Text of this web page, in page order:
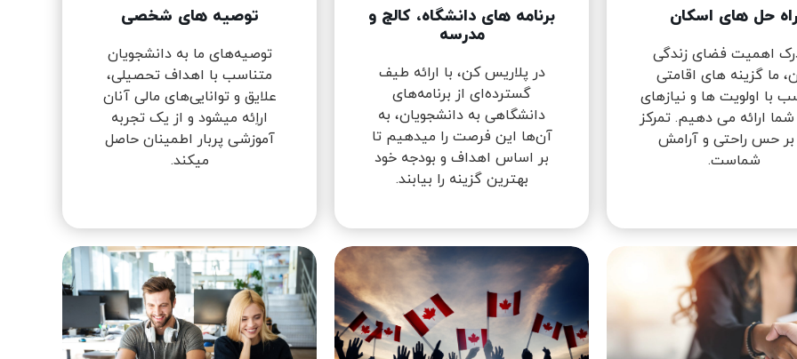
راه حل های اسکان
اهمیت فضای زندگی
ما گزینه های اقامتی
با اولویت ها و نیازهای
ارائه می دهیم. تمرکز
بر حس راحتی و آرامش
شماست.
برنامه های دانشگاه، کالج و
مدرسه
در پلاریس کن، با ارائه طیف
گسترده‌ای از برنامه‌های
دانشگاهی به دانشجویان، به
آن‌ها این فرصت را میدهیم تا
بر اساس اهداف و بودجه خود
بهترین گزینه را بیابند.
توصیه های شخصی
توصیه‌های ما به دانشجویان
متناسب با اهداف تحصیلی،
علایق و توانایی‌های مالی آنان
اراِئه میشود و از یک تجربه
آموزشی پربار اطمینان حاصل
میکند.